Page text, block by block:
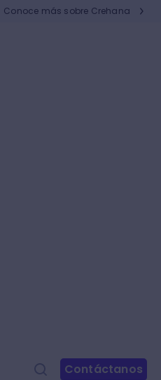
Conoce más sobre Crehana
Contáctanos